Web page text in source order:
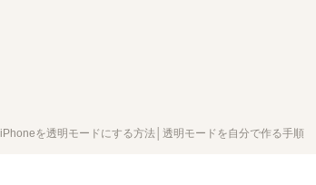
iPhoneを透明モードにする方法│透明モードを自分で作る手順